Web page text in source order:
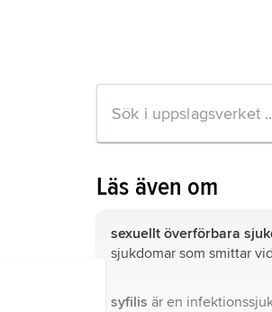
Läs även om
sexuellt överförbara
sjukdomar som smittar
syfilis är en